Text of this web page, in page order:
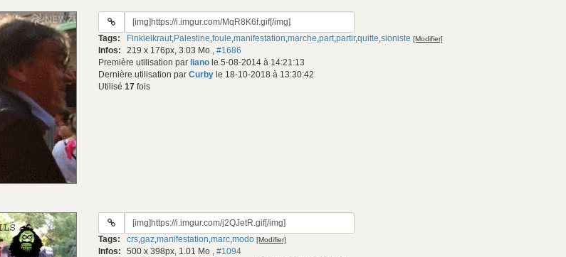
URL
gif:
Tags: Finkielkraut,Palestine,foule,manifestation,marche,part,partir,quitte,sioniste [Modifier]
Infos: 219 x 176px, 3.03 Mo , #1686
Première utilisation par liano le 5-08-2014 à 14:21:13
Dernière utilisation par Curby le 18-10-2018 à 13:30:42
Utilisé 17 fois
URL
gif:
Tags: crs,gaz,manifestation,marc,modo [Modifier]
Infos: 500 x 398px, 1.01 Mo , #1094